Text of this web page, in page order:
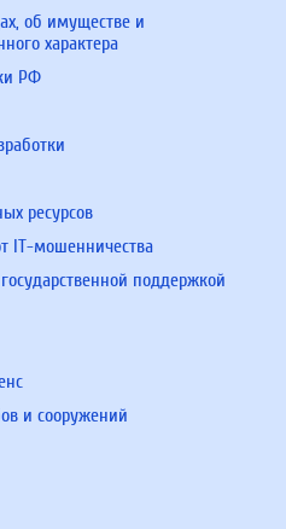
об имуществе и
характера
РФ
ресурсов
IT-мошенничества
поддержкой
и сооружений